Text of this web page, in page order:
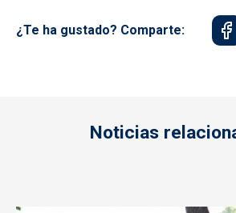
¿Te ha gustado? Comparte:
Noticias